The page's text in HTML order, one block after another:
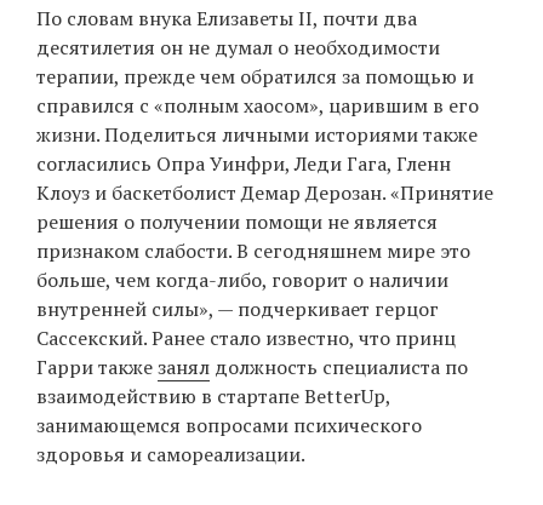
По словам внука Елизаветы II, почти два
десятилетия он не думал о необходимости
терапии, прежде чем обратился за помощью и
справился с «полным хаосом», царившим в его
жизни. Поделиться личными историями также
согласились Опра Уинфри, Леди Гага, Гленн
Клоуз и баскетболист Демар Дерозан. «Принятие
решения о получении помощи не является
признаком слабости. В сегодняшнем мире это
больше, чем когда-либо, говорит о наличии
внутренней силы», — подчеркивает герцог
Сассекский. Ранее стало известно, что принц
Гарри такжезанял должность специалиста по
взаимодействию в стартапе BetterUp,
занимающемся вопросами психического
здоровья и самореализации.